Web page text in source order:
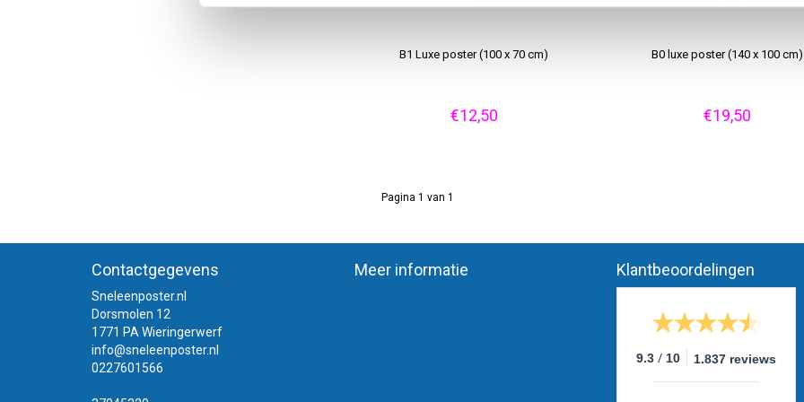
B1 Luxe poster (100 x 70 cm)
€12,50
B0 luxe poster (140 x 100 cm)
€19,50
Pagina 1 van 1
Contactgegevens
Sneleenposter.nl
Dorsmolen 12
1771 PA Wieringerwerf
info@sneleenposter.nl
0227601566
Meer informatie Klantbeoordelingen
9.3 / 10 1.837 reviews